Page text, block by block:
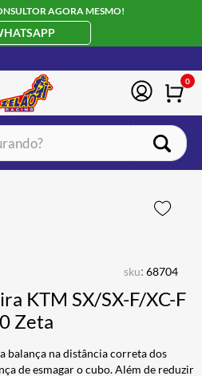
AGORA MESMO!
0
sku: 68704
KTM SX/SX-F/XC-F
Zeta
balança na distância correta dos
de esmagar o cubo. Além de reduzir